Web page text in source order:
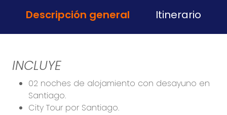
Descripción general Itinerario
INCLUYE
02 noches de alojamiento con desayuno en
Santiago.
City Tour por Santiago.